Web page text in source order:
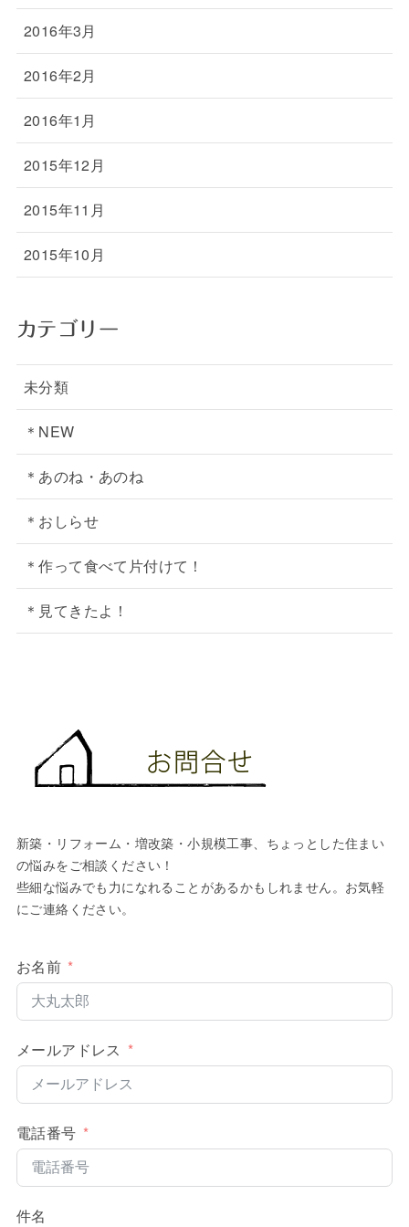
2016年3月
2016年2月
2016年1月
2015年12月
2015年11月
2015年10月
カテゴリー
未分類
＊NEW
＊あのね・あのね
＊おしらせ
＊作って食べて片付けて！
＊見てきたよ！
新築・リフォーム・増改築・小規模工事、ちょっとした住まい
の悩みをご相談ください！
些細な悩みでも力になれることがあるかもしれません。お気軽
にご連絡ください。
お名前
メールアドレス
電話番号
件名